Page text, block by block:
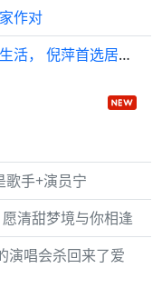
作对
倪萍自曝生活中不合群，面对养老生活， 倪萍首选居家养老
歌手+演员宁
清甜梦境与你相逢
演唱会杀回来了爱